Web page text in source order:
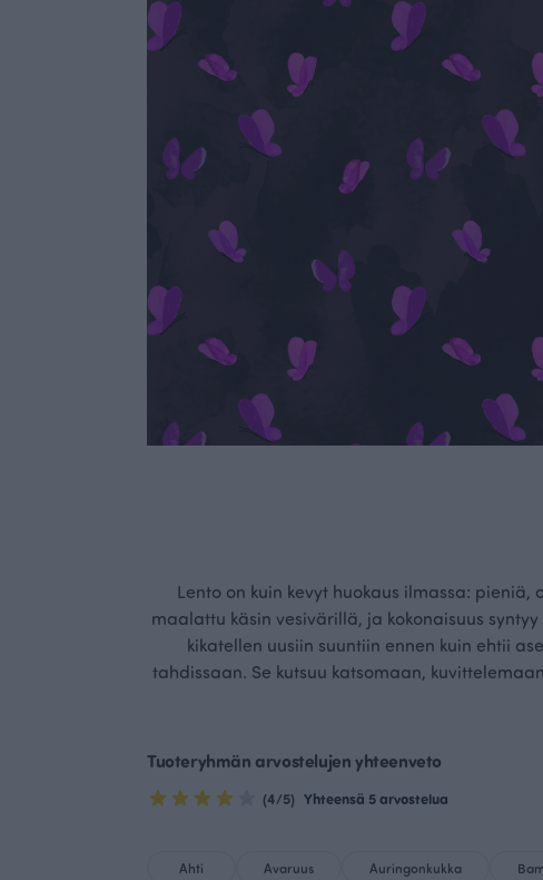
Lento on kuin kevyt huokaus ilmassa:
maalattu käsin vesivärillä, ja kokonaisuus
kikatellen uusiin suuntiin ennen kuin ehtii
tahdissaan. Se kutsuu katsomaan,
Tuoteryhmän arvostelujen yhteenveto
(4/5) Yhteensä 5 arvostelua
Ahti Avaruus Auringonkukka